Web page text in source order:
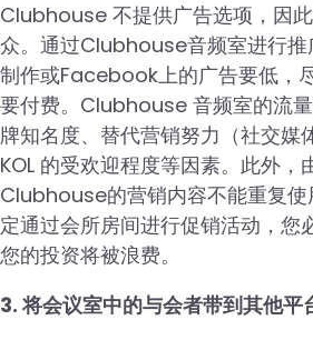
Clubhouse 不提供广告选项，因
众。通过Clubhouse音频室进行推
制作或Facebook上的广告要低，
要付费。Clubhouse 音频室的流
牌知名度、替代营销努力（社交媒
KOL 的受欢迎程度等因素。此外，
Clubhouse的营销内容不能重复使
定通过会所房间进行促销活动，您
您的投资将被浪费。
3. 将会议室中的与会者带到其他平